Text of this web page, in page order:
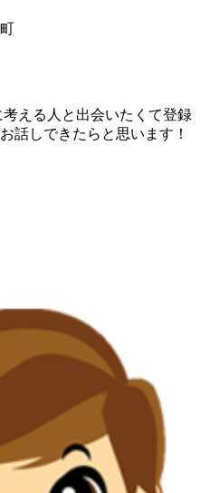
える人と出会いたくて登録
話しできたらと思います！